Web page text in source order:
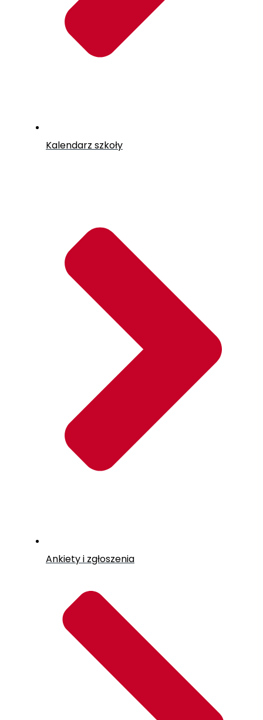
Kalendarz szkoły
Ankiety i zgłoszenia